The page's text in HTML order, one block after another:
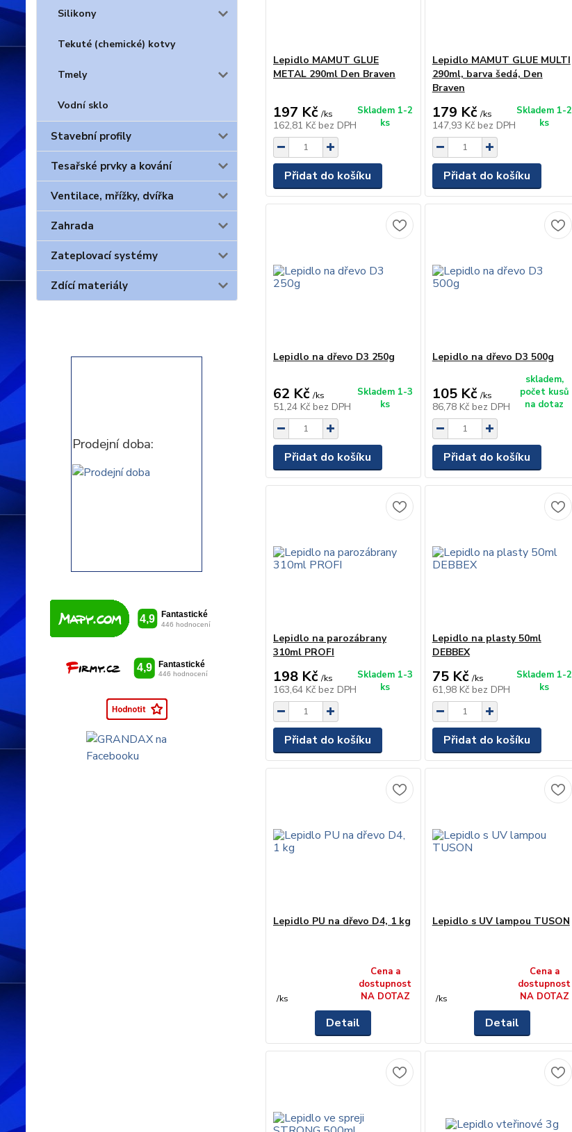
Silikony
Tekuté (chemické) kotvy
Tmely
Vodní sklo
Stavební profily
Tesařské prvky a kování
Ventilace, mřížky, dvířka
Zahrada
Zateplovací systémy
Zdící materiály
Prodejní doba:
Lepidlo MAMUT GLUE
METAL 290ml Den Braven
197 Kč /ks
162,81 Kč bez DPH
Skladem 1-2
ks
Přidat do košíku
Lepidlo MAMUT GLUE MULTI
290ml, barva šedá, Den
Braven
179 Kč /ks
147,93 Kč bez DPH
Skladem 1-2
ks
Přidat do košíku
Lepidlo na dřevo D3 250g
62 Kč /ks
51,24 Kč bez DPH
Skladem 1-3
ks
Přidat do košíku
Lepidlo na dřevo D3 500g
105 Kč /ks
86,78 Kč bez DPH
skladem,
počet kusů
na dotaz
Přidat do košíku
Lepidlo na parozábrany
310ml PROFI
198 Kč /ks
163,64 Kč bez DPH
Skladem 1-3
ks
Přidat do košíku
Lepidlo na plasty 50ml
DEBBEX
75 Kč /ks
61,98 Kč bez DPH
Skladem 1-2
ks
Přidat do košíku
Lepidlo PU na dřevo D4, 1 kg
/ks
Cena a
dostupnost
NA DOTAZ
Detail
Lepidlo s UV lampou TUSON
/ks
Cena a
dostupnost
NA DOTAZ
Detail